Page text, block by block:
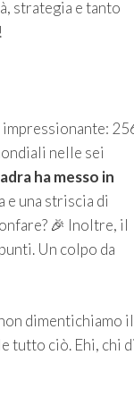
strategia e tanto
impressionante:
nelle sei
ha messo in
e una striscia di
🎉 Inoltre, il
Un colpo da
dimentichiamo il
tutto ciò. Ehi, chi